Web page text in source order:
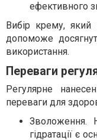
ефективного
Вибір крему, який
допоможе
використання.
Переваги
Регулярне
переваги для
Зволоження.
гідратації є